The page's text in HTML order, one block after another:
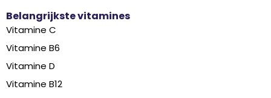
Belangrijkste vitamines
Vitamine C
Vitamine B6
Vitamine D
Vitamine B12